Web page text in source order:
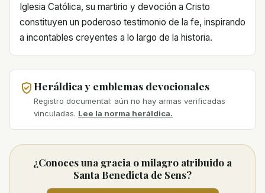
Iglesia Católica, su martirio y devoción a Cristo
constituyen un poderoso testimonio de la fe, inspirando
a incontables creyentes a lo largo de la historia.
Heráldica y emblemas devocionales
Registro documental: aún no hay armas verificadas
vinculadas. Lee la norma heráldica.
¿Conoces una gracia o milagro atribuido a
Santa Benedicta de Sens?